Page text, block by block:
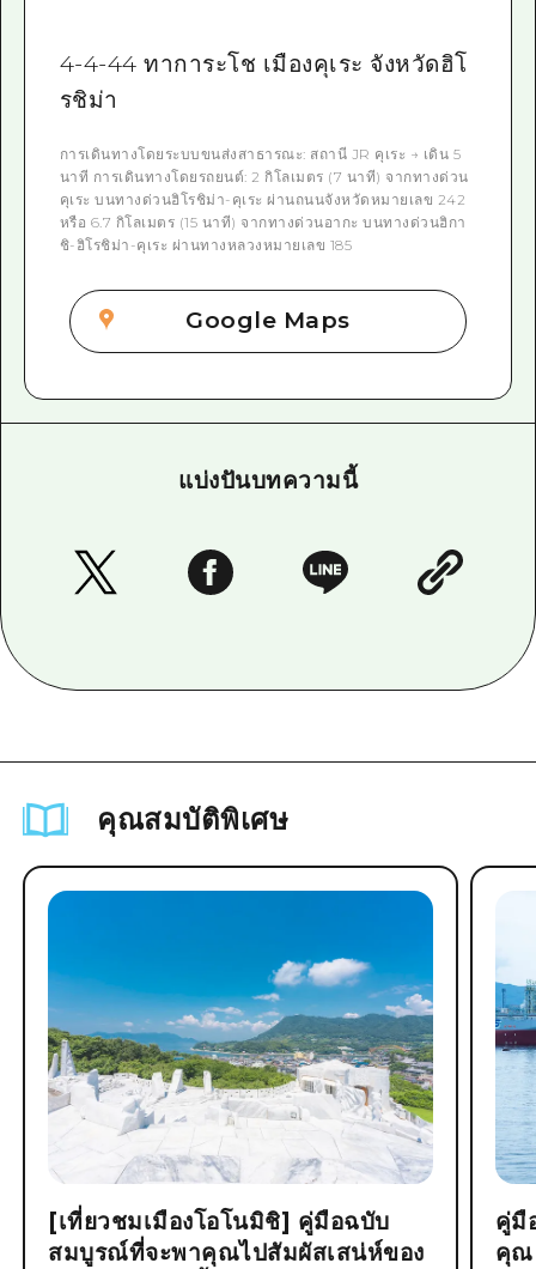
4-4-44 ทาการะโช เมืองคุเระ จังหวัดฮิโ
รชิม่า
การเดินทางโดยระบบขนส่งสาธารณะ: สถานี JR คุเระ → เดิน 5
นาที การเดินทางโดยรถยนต์: 2 กิโลเมตร (7 นาที) จากทางด่วน
คุเระ บนทางด่วนฮิโรชิม่า-คุเระ ผ่านถนนจังหวัดหมายเลข 242
หรือ 6.7 กิโลเมตร (15 นาที) จากทางด่วนอากะ บนทางด่วนฮิกา
ชิ-ฮิโรชิม่า-คุเระ ผ่านทางหลวงหมายเลข 185
Google Maps
แบ่งปันบทความนี้
คุณสมบัติพิเศษ
[เที่ยวชมเมืองโอโนมิชิ] คู่มือฉบับ
สมบูรณ์ที่จะพาคุณไปสัมผัสเสน่ห์ของ
คู่มื
คุณ